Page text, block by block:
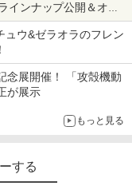
インナップ公開＆オン
ュウ&ゼラオラのフレン
念展開催！ 「攻殻機動
が展示
もっと見る
する